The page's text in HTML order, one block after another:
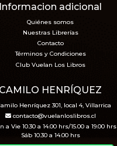
Informacion adicional
Quiénes somos
Nuestras Librerías
Contacto
Términos y Condiciones
Club Vuelan Los Libros
CAMILO HENRÍQUEZ
Henríquez 301, local 4, Villarrica
contacto@vuelanloslibros.cl
a Vie 10.30 a 14.00 hrs/15.00 a 19.00 hrs
Sáb 10.30 a 14.00 hrs